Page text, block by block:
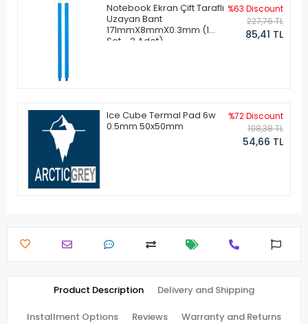
Notebook Ekran Çift Taraflı
Uzayan Bant
171mmX8mmX0.3mm (1
Set - 2 Adet)
%63 Discount
227,76 TL
85,41 TL
Ice Cube Termal Pad 6w
0.5mm 50x50mm
%72 Discount
198,38 TL
54,66 TL
Product Description Delivery and Shipping
Installment Options Reviews Warranty and Returns